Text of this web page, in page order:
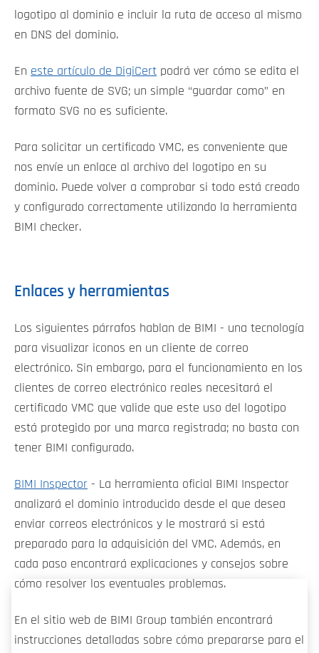
logotipo al dominio e incluir la ruta de acceso al mismo
en DNS del dominio.
En este artículo de DigiCert podrá ver cómo se edita el
archivo fuente de SVG; un simple “guardar como” en
formato SVG no es suficiente.
Para solicitar un certificado VMC, es conveniente que
nos envíe un enlace al archivo del logotipo en su
dominio. Puede volver a comprobar si todo está creado
y configurado correctamente utilizando la herramienta
BIMI checker.
Enlaces y herramientas
Los siguientes párrafos hablan de BIMI - una tecnología
para visualizar iconos en un cliente de correo
electrónico. Sin embargo, para el funcionamiento en los
clientes de correo electrónico reales necesitará el
certificado VMC que valide que este uso del logotipo
está protegido por una marca registrada; no basta con
tener BIMI configurado.
BIMI Inspector - La herramienta oficial BIMI Inspector
analizará el dominio introducido desde el que desea
enviar correos electrónicos y le mostrará si está
preparado para la adquisición del VMC. Además, en
cada paso encontrará explicaciones y consejos sobre
cómo resolver los eventuales problemas.
En el sitio web de BIMI Group también encontrará
instrucciones detalladas sobre cómo prepararse para el